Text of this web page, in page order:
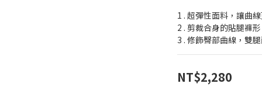
1 . 超彈性面料，讓曲線
2 . 剪裁合身的貼腿褲
3 . 修飾臀部曲線，雙
NT$2,280